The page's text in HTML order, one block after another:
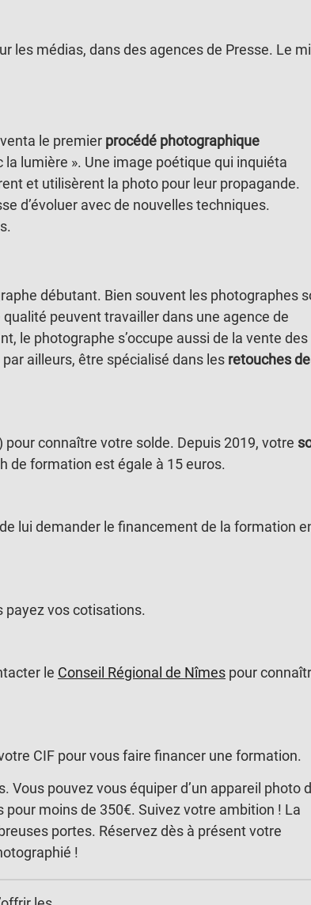
les médias, dans des agences de Presse. Le
le premier procédé photographique
lumière ». Une image poétique qui inquiéta
et utilisèrent la photo pour leur propagande.
d’évoluer avec de nouvelles techniques.
débutant. Bien souvent les photographes
peuvent travailler dans une agence de
le photographe s’occupe aussi de la vente des
ailleurs, être spécialisé dans les retouches
pour connaître votre solde. Depuis 2019, votre
de formation est égale à 15 euros.
lui demander le financement de la formation
payez vos cotisations.
le Conseil Régional de Nîmes pour
CIF pour vous faire financer une formation.
Vous pouvez vous équiper d’un appareil photo
moins de 350€. Suivez votre ambition ! La
portes. Réservez dès à présent votre
!